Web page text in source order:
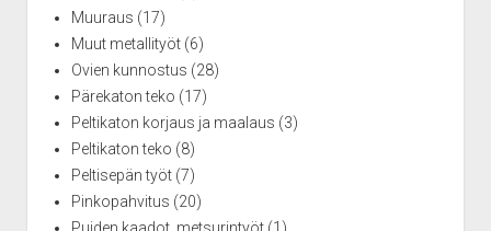
Muuraus (17)
Muut metallityöt(6)
Ovien kunnostus (28)
Pärekaton teko (17)
Peltikaton korjaus ja maalaus (3)
Peltikaton teko (8)
Peltisepän työt(7)
Pinkopahvitus (20)